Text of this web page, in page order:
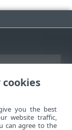
you the best
website traffic,
can agree to the